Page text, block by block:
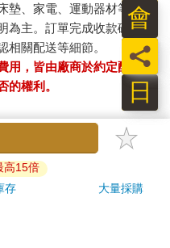
、家電、運動器材等）及
為主。訂單完成收款確認
相關配送等細節。
用，皆由廠商於約定配送時
的權利。
如接獲電話要求您前往
免受騙上當！
日
員
會